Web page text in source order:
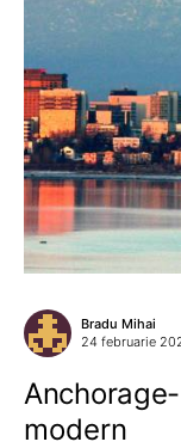
Bradu Mihai
24 februarie
modern